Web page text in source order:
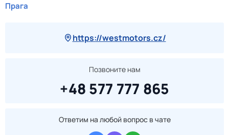
Прага
https://westmotors.cz/
Позвоните нам
+48 577 777 865
Ответим на любой вопрос в чате